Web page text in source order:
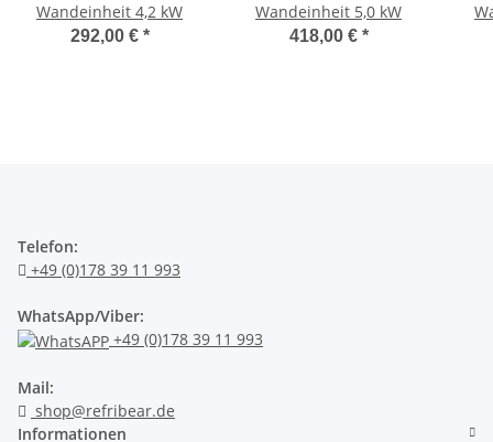
Wandeinheit 4,2 kW
292,00 € *
Wandeinheit 5,0 kW
418,00 € *
Telefon:
+49 (0)178 39 11 993
WhatsApp/Viber:
+49 (0)178 39 11 993
Mail:
shop@refribear.de
Informationen